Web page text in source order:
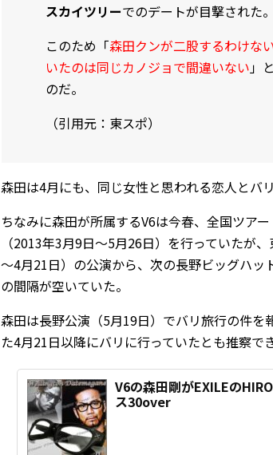
スカイツリーでのデートが目撃された。
このため「森田クンが二股するわけな
いたのは同じカノジョで間違いない」
のだ。
（引用元：東スポ）
森田は4月にも、同じ女性と思われる恋人とバ
ちなみに森田が所属するV6は今春、全国ツアー
（2013年3月9日～5月26日）を行っていたが
～4月21日）の公演から、次の長野ビッグハ
の間隔が空いていた。
森田は長野公演（5月19日）でバリ旅行の件
た4月21日以降にバリに行っていたとも推察で
V6の森田剛がEXILEの
ス30over